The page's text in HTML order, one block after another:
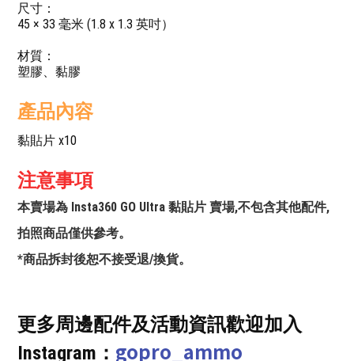
尺寸：
45 × 33 毫米 (1.8 x 1.3 英吋）
材質：
塑膠、黏膠
產品內容
黏貼片 x10
注意事項
本賣場為 Insta360 GO Ultra 黏貼片 賣場,不包含其他配件,
拍照商品僅供參考。
*商品拆封後恕不接受退/換貨。
更多周邊配件及活動資訊歡迎加入
Instagram： gopro_ammo